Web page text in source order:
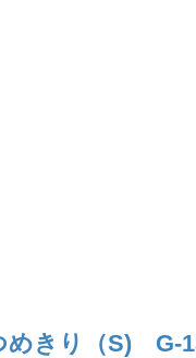
めきり（S) G-